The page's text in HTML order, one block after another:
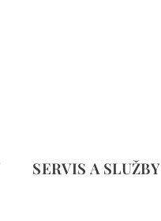
SLUŽBY